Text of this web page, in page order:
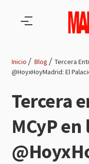
de
navegación
Inicio Blog
Tercera
@HoyxHoyMadrid: El
Tercera
MCyP en